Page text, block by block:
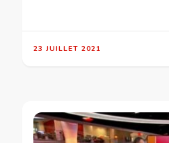
23 JUILLET 2021